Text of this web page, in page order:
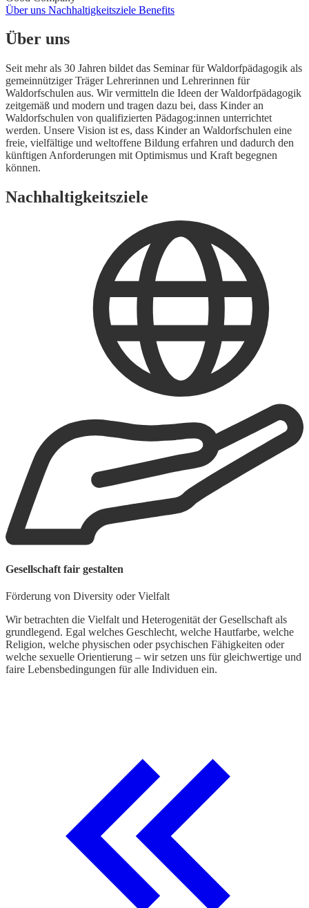
Über uns Nachhaltigkeitsziele Benefits
Über uns
Seit mehr als 30 Jahren bildet das Seminar für Waldorfpädagogik als
gemeinnütziger Träger Lehrerinnen und Lehrerinnen für
Waldorfschulen aus. Wir vermitteln die Ideen der Waldorfpädagogik
zeitgemäß und modern und tragen dazu bei, dass Kinder an
Waldorfschulen von qualifizierten Pädagog:innen unterrichtet
werden. Unsere Vision ist es, dass Kinder an Waldorfschulen eine
freie, vielfältige und weltoffene Bildung erfahren und dadurch den
künftigen Anforderungen mit Optimismus und Kraft begegnen
können.
Nachhaltigkeitsziele
Gesellschaft fair gestalten
Förderung von Diversity oder Vielfalt
Wir betrachten die Vielfalt und Heterogenität der Gesellschaft als
grundlegend. Egal welches Geschlecht, welche Hautfarbe, welche
Religion, welche physischen oder psychischen Fähigkeiten oder
welche sexuelle Orientierung – wir setzen uns für gleichwertige und
faire Lebensbedingungen für alle Individuen ein.